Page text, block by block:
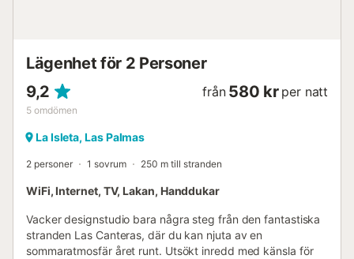
Lägenhet för 2 Personer
9,2
5 omdömen
från 580 kr per natt
La Isleta, Las Palmas
2 personer 1 sovrum 250 m till stranden
WiFi, Internet, TV, Lakan, Handdukar
Vacker designstudio bara några steg från den fantastiska
stranden Las Canteras, där du kan njuta av en
sommaratmosfär året runt. Utsökt inredd med känsla för